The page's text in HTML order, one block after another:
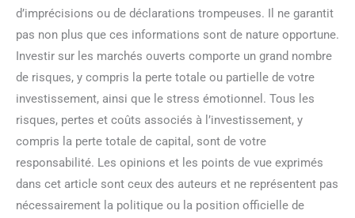
d’imprécisions ou de déclarations trompeuses. Il ne garantit
pas non plus que ces informations sont de nature opportune.
Investir sur les marchés ouverts comporte un grand nombre
de risques, y compris la perte totale ou partielle de votre
investissement, ainsi que le stress émotionnel. Tous les
risques, pertes et coûts associés à l’investissement, y
compris la perte totale de capital, sont de votre
responsabilité. Les opinions et les points de vue exprimés
dans cet article sont ceux des auteurs et ne représentent pas
nécessairement la politique ou la position officielle de